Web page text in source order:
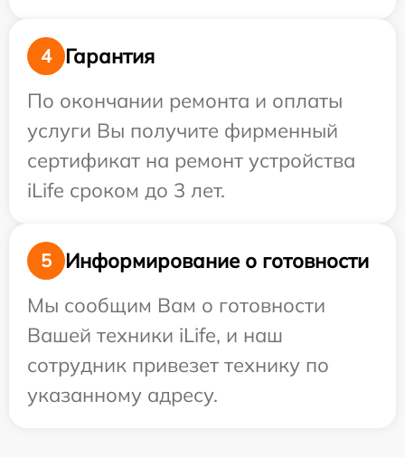
4
Гарантия
По окончании ремонта и оплаты
услуги Вы получите фирменный
сертификат на ремонт устройства
iLife сроком до 3 лет.
5
Информирование о готовности
Мы сообщим Вам о готовности
Вашей техники iLife, и наш
сотрудник привезет технику по
указанному адресу.